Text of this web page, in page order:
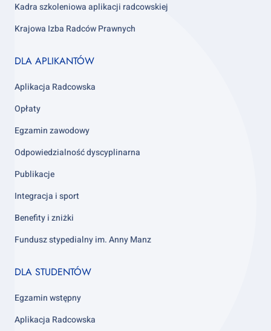
Kadra szkoleniowa aplikacji radcowskiej
Krajowa Izba Radców Prawnych
Footer
3
DLA APLIKANTÓW
Aplikacja Radcowska
Opłaty
Egzamin zawodowy
Odpowiedzialność dyscyplinarna
Publikacje
Integracja i sport
Benefity i zniżki
Fundusz stypedialny im. Anny Manz
Footer
4
DLA STUDENTÓW
Egzamin wstępny
Aplikacja Radcowska